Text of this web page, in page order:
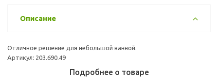
Описание
Отличное решение для небольшой ванной.
Артикул: 203.690.49
Подробнее о товаре